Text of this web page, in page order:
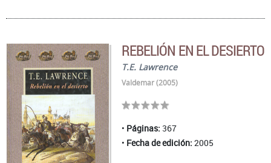
REBELIÓN EN EL DESIERTO
T.E. Lawrence
Valdemar (2005)
Páginas: 367
Fecha de edición: 2005